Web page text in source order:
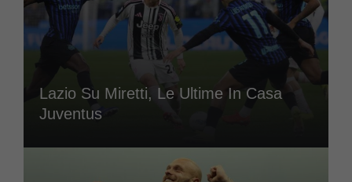
Lazio Su Miretti, Le Ultime In Casa
Juventus